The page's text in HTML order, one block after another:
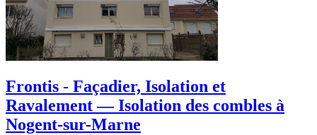
Frontis - Façadier, Isolation et
Ravalement — Isolation des combles à
Nogent-sur-Marne